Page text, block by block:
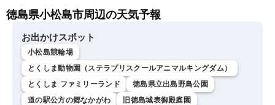
スLiVE〉
徳島県小松島市周辺の天気予報
お出かけスポット
小松島競輪場
とくしま動物園（ステラプリスクールアニマルキングダム）
とくしま ファミリーランド
徳島県立出島野鳥公園
道の駅公方の郷なかがわ
旧徳島城表御殿庭園